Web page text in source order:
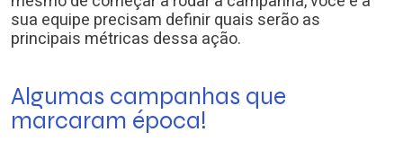
sua equipe precisam definir quais serão as
principais métricas dessa ação.
Algumas campanhas que
marcaram época!